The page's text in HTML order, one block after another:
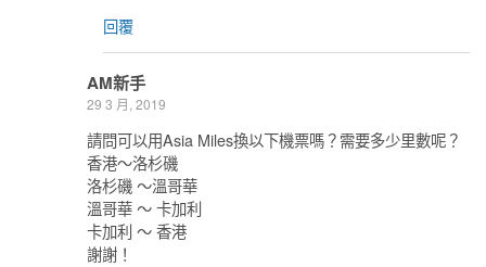
回覆
AM新手
29 3 月, 2019
請問可以用Asia Miles換以下機票嗎？需要多少里數呢？
香港～洛杉磯
洛杉磯 ～溫哥華
溫哥華 ～ 卡加利
卡加利 ～ 香港
謝謝！